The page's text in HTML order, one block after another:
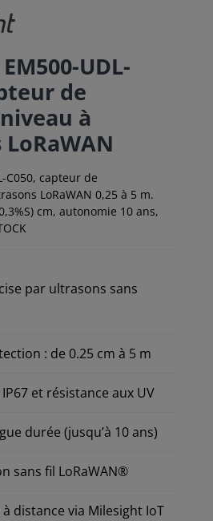
UDL-
de
à
C050, capteur de
LoRaWAN 0,25 à 5 m.
cm, autonomie 10 ans,
par ultrasons sans
: de 0.25 cm à 5 m
et résistance aux UV
durée (jusqu’à 10 ans)
sans fil LoRaWAN®
distance via Milesight IoT